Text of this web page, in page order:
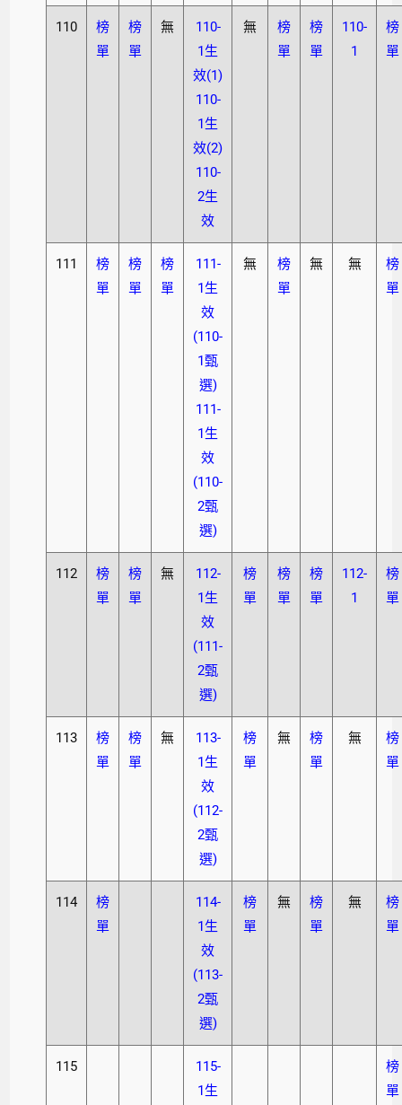
110
榜
單
榜
單
無
110-
1生
效(1)
110-
1生
效(2)
110-
2生
效
無
榜
單
榜
單
110-
1
榜
單
111
榜
單
榜
單
榜
單
111-
1生
效
(110-
1甄
選)
111-
1生
效
(110-
2甄
選)
無
榜
單
無 無
榜
單
112
榜
單
榜
單
無
112-
1生
效
(111-
2甄
選)
榜
單
榜
單
榜
單
112-
1
榜
單
113
榜
單
榜
單
無
113-
1生
效
(112-
2甄
選)
榜
單
無
榜
單
無
榜
單
114
榜
單
114-
1生
效
(113-
2甄
選)
榜
單
無
榜
單
無
榜
單
115
115-
1生
榜
單